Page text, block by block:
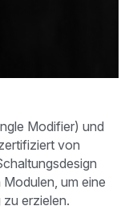
Modifier) ​​und
von
um eine
erzielen.